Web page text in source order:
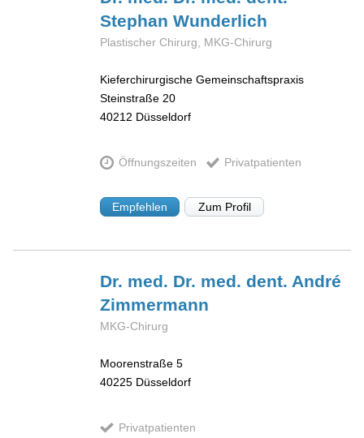
StephanWunderlich
Plastischer Chirurg, MKG-Chirurg
Kieferchirurgische Gemeinschaftspraxis
Steinstraße 20
40212 Düsseldorf
Öffnungszeiten Privatpatienten
Empfehlen Zum Profil
Dr. med. Dr. med. dent. André
Zimmermann
MKG-Chirurg
Moorenstraße 5
40225 Düsseldorf
Privatpatienten